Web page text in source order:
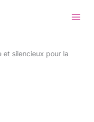
et silencieux pour la